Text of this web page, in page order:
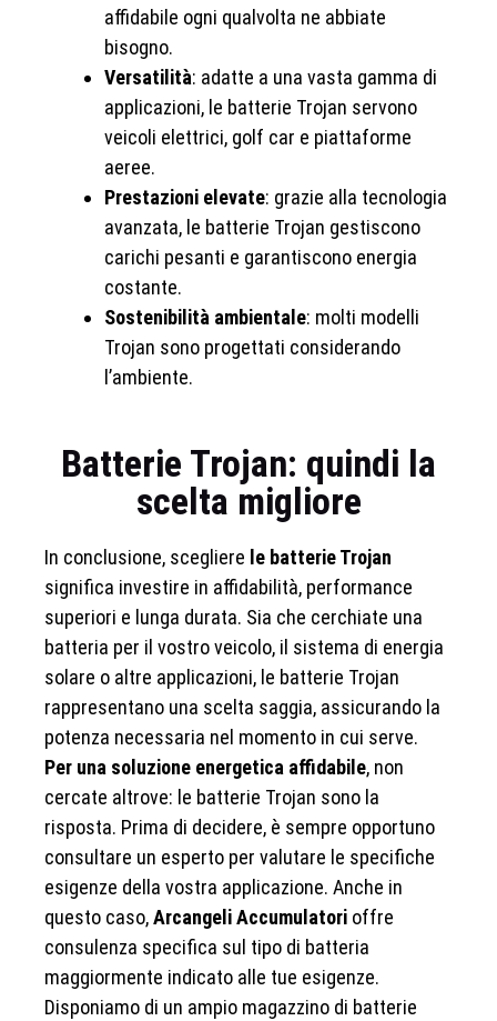
affidabile ogni qualvolta ne abbiate
bisogno.
Versatilità: adatte a una vasta gamma di
applicazioni, le batterie Trojan servono
veicoli elettrici, golf car e piattaforme
aeree.
Prestazioni elevate: grazie alla tecnologia
avanzata, le batterie Trojan gestiscono
carichi pesanti e garantiscono energia
costante.
Sostenibilità ambientale: molti modelli
Trojan sono progettati considerando
l’ambiente.
Batterie Trojan: quindi la
scelta migliore
In conclusione, scegliere le batterie Trojan
significa investire in affidabilità, performance
superiori e lunga durata. Sia che cerchiate una
batteria per il vostro veicolo, il sistema di energia
solare o altre applicazioni, le batterie Trojan
rappresentano una scelta saggia, assicurando la
potenza necessaria nel momento in cui serve.
Per una soluzione energetica affidabile, non
cercate altrove: le batterie Trojan sono la
risposta. Prima di decidere, è sempre opportuno
consultare un esperto per valutare le specifiche
esigenze della vostra applicazione. Anche in
questo caso,Arcangeli Accumulatori offre
consulenza specifica sul tipo di batteria
maggiormente indicato alle tue esigenze.
Disponiamo di un ampio magazzino di batterie